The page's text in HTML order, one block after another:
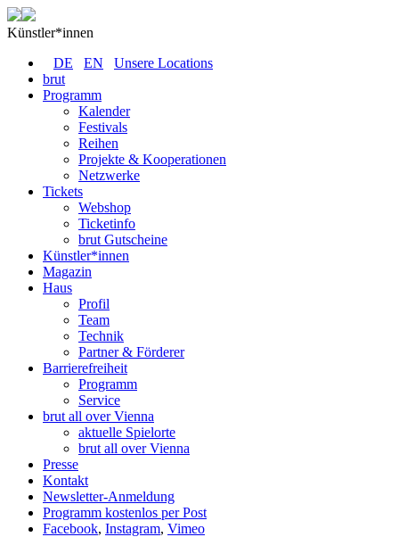
Künstler*innen
DE
EN
Unsere Locations
brut
Programm
Kalender
Festivals
Reihen
Projekte & Kooperationen
Netzwerke
Tickets
Webshop
Ticketinfo
brut Gutscheine
Künstler*innen
Magazin
Haus
Profil
Team
Technik
Partner & Förderer
Barrierefreiheit
Programm
Service
brut all over Vienna
aktuelle Spielorte
brut all over Vienna
Presse
Kontakt
Newsletter-Anmeldung
Programm kostenlos per Post
Facebook, Instagram, Vimeo